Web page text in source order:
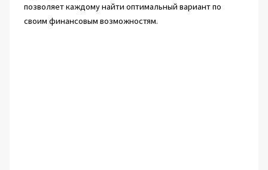
позволяет каждому найти оптимальный вариант по
своим финансовым возможностям.